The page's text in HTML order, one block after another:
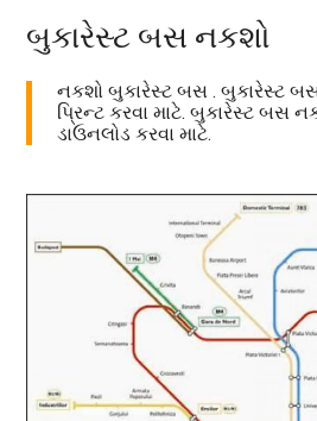
બુકારેસ્ટ બસ નકશો
નકશો બુકારેસ્ટ બસ . બુકારેસ્ટ બસ
પ્રિન્ટ કરવા માટે. બુકારેસ્ટ બસ
ડાઉનલોડ કરવા માટે.